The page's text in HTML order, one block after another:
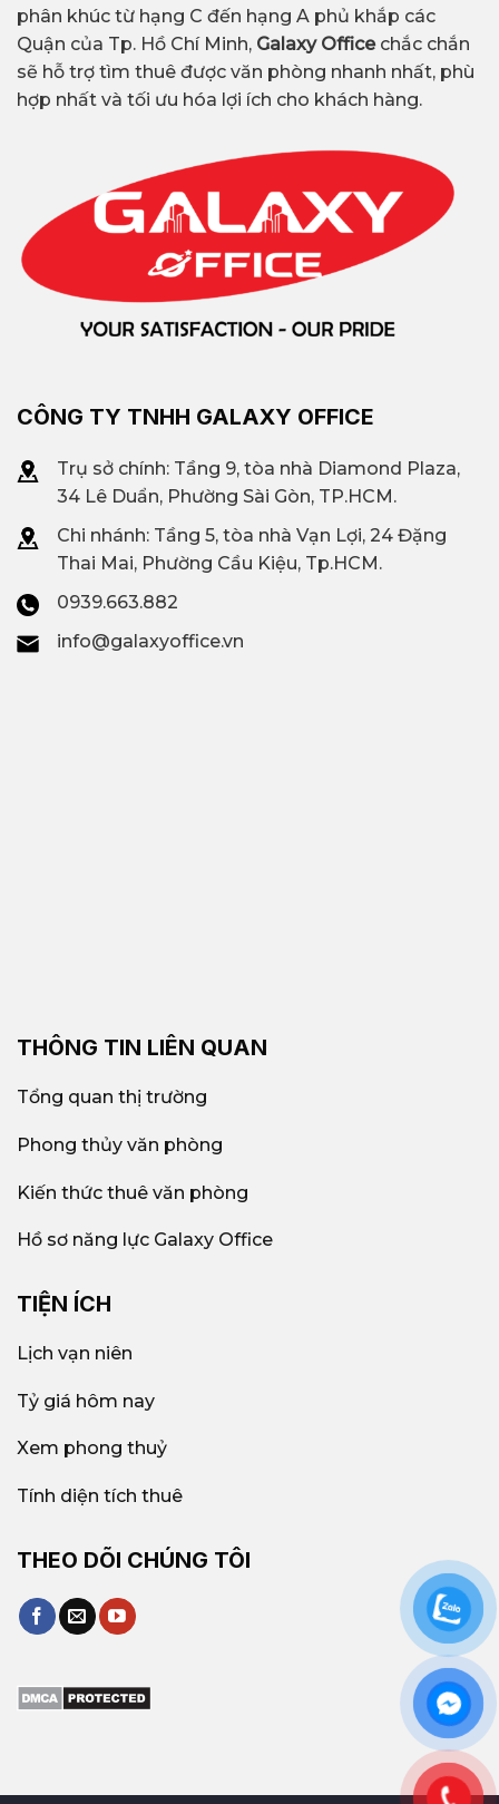
phân khúc từ hạng C đến hạng A phủ khắp các
Quận của Tp. Hồ Chí Minh, Galaxy Office chắc chắn
sẽ hỗ trợ tìm thuê được văn phòng nhanh nhất, phù
hợp nhất và tối ưu hóa lợi ích cho khách hàng.
CÔNG TY TNHH GALAXY OFFICE
Trụ sở chính: Tầng 9, tòa nhà Diamond Plaza,
34 Lê Duẩn, Phường Sài Gòn, TP.HCM.
Chi nhánh: Tầng 5, tòa nhà Vạn Lợi, 24 Đặng
Thai Mai, Phường Cầu Kiệu, Tp.HCM.
0939.663.882
info@galaxyoffice.vn
THÔNG TIN LIÊN QUAN
Tổng quan thị trường
Phong thủy văn phòng
Kiến thức thuê văn phòng
Hồ sơ năng lực Galaxy Office
TIỆN ÍCH
Lịch vạn niên
Tỷ giá hôm nay
Xem phong thuỷ
Tính diện tích thuê
THEO DÕI CHÚNG TÔI